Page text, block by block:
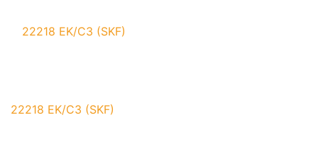
22218 EK/C3 (SKF)